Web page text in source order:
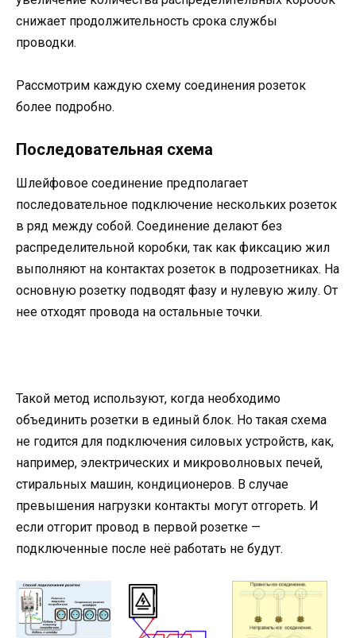
снижает продолжительность срока службы
проводки.
Рассмотрим каждую схему соединения розеток
более подробно.
Последовательная схема
Шлейфовое соединение предполагает
последовательное подключение нескольких розеток
в ряд между собой. Соединение делают без
распределительной коробки, так как фиксацию жил
выполняют на контактах розеток в подрозетниках. На
основную розетку подводят фазу и нулевую жилу. От
нее отходят провода на остальные точки.
Такой метод используют, когда необходимо
объединить розетки в единый блок. Но такая схема
не годится для подключения силовых устройств, как,
например, электрических и микроволновых печей,
стиральных машин, кондиционеров. В случае
превышения нагрузки контакты могут отгореть. И
если отгорит провод в первой розетке —
подключенные после неё работать не будут.